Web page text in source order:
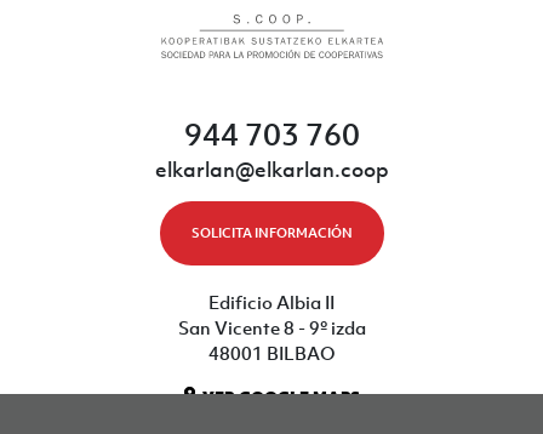
944 703 760
elkarlan@elkarlan.coop
SOLICITA INFORMACIÓN
Edificio Albia II
San Vicente 8 - 9º izda
48001 BILBAO
VER GOOGLE MAPS